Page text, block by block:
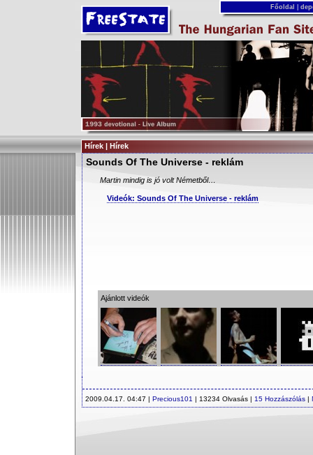
Főoldal
Hírek | Hírek
Sounds Of The Universe - reklám
Martin mindig is jó volt Németből…
Videók: Sounds Of The Universe - reklám
Ajánlott videók
2009.04.17. 04:47 | Precious101 | 13234 Olvasás | 15 Hozzászólás |